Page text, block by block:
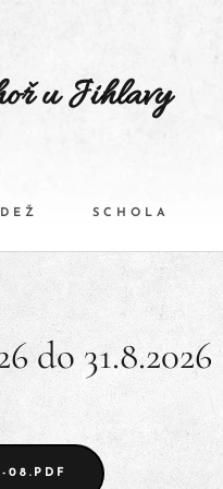
u Jihlavy
SCHOLA
do 31.8.2026
08.PDF